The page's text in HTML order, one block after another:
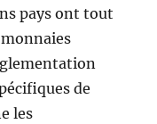
pays ont tout
de
les